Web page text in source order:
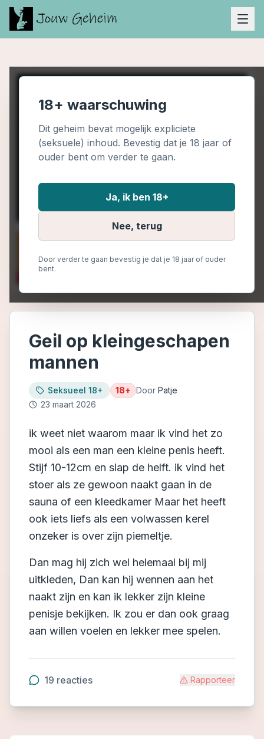
18+ waarschuwing
Dit geheim bevat mogelijk expliciete
(seksuele) inhoud. Bevestig dat je 18 jaar of
ouder bent om verder te gaan.
Ja, ik ben 18+
Nee, terug
Door verder te gaan bevestig je dat je 18 jaar of ouder
bent.
Geil op kleingeschapen
mannen
Seksueel 18+ 18+ Door Patje
23 maart 2026
ik weet niet waarom maar ik vind het zo
mooi als een man een kleine penis heeft.
Stijf 10-12cm en slap de helft. ik vind het
stoer als ze gewoon naakt gaan in de
sauna of een kleedkamer Maar het heeft
ook iets liefs als een volwassen kerel
onzeker is over zijn piemeltje.
Dan mag hij zich wel helemaal bij mij
uitkleden, Dan kan hij wennen aan het
naakt zijn en kan ik lekker zijn kleine
penisje bekijken. Ik zou er dan ook graag
aan willen voelen en lekker mee spelen.
19 reacties Rapporteer